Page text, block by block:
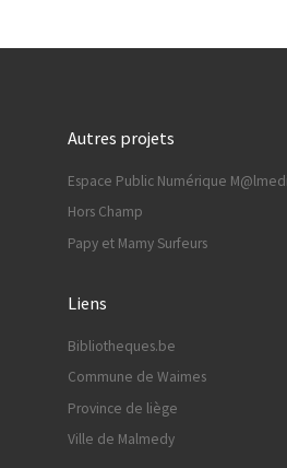
Autres projets
Espace Public Numérique
Hors Champ
Papy et Mamy Surfeurs
Liens
Bibliotheques.be
Commune de Waimes
Province de liège
Ville de Malmedy